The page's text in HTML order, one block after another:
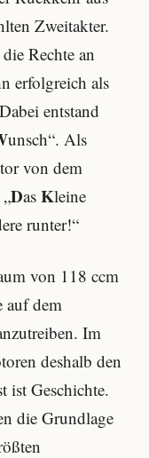
Zweitakter.
Rechte an
erfolgreich als
entstand
unsch“. Als
von dem
Das Kleine
runter!“
von 118 ccm
auf dem
Im
deshalb den
ist Geschichte.
die Grundlage